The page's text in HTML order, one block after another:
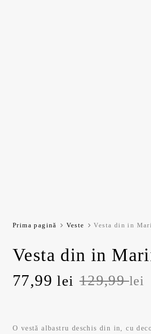
Prima pagină Veste Vesta din in
Vesta din in
129,99lei
P
e
77,99lei
P
e
O vestă albastru deschis din in, cu